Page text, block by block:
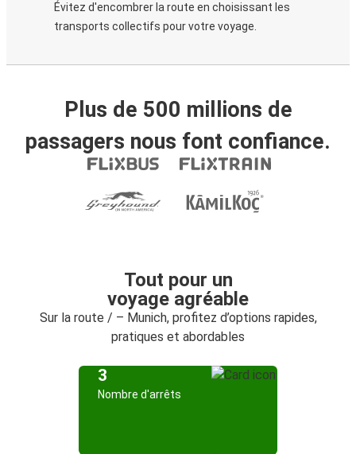
Évitez d'encombrer la route en choisissant les
transports collectifs pour votre voyage.
Plus de 500 millions de
passagers nous font confiance.
Tout pour un
voyage agréable
Sur la route / – Munich, profitez d’options rapides,
pratiques et abordables
3
Nombre d'arrêts